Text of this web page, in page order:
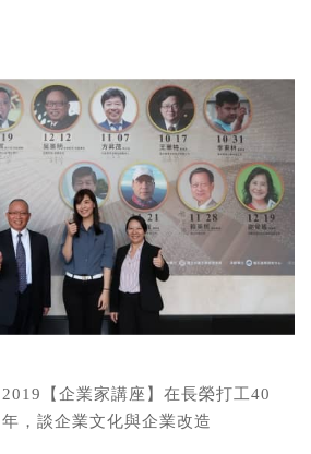
A
n
a
W
b
o
2019【企業家講座】在長榮打工40
年，談企業文化與企業改造